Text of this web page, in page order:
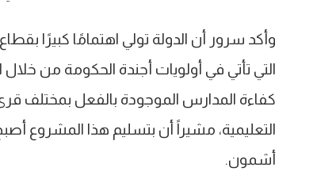
وأكد سرور أن الدولة تولي اهتمامًا كبيرًا
التي تأتي في أولويات أجندة الحكومة من
كفاءة المدارس الموجودة بالفعل بمختلف
أشمون.